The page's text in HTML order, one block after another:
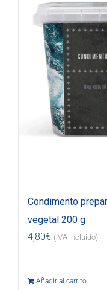
Condimento
vegetal 200 g
4,80€ (IVA incluido)
Añadir al carrito